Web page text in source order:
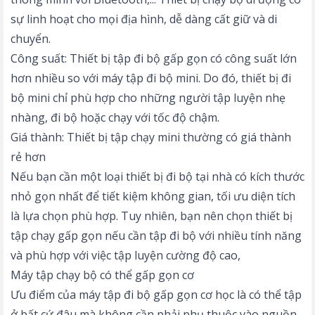
sự linh hoạt cho mọi địa hình, dễ dàng cất giữ và di
chuyển.
Công suất: Thiết bị tập đi bộ gấp gọn có công suất lớn
hơn nhiều so với máy tập đi bộ mini. Do đó, thiết bị đi
bộ mini chỉ phù hợp cho những người tập luyện nhẹ
nhàng, đi bộ hoặc chạy với tốc độ chậm.
Giá thành: Thiết bị tập chạy mini thường có giá thành
rẻ hơn
Nếu bạn cần một loại thiết bị đi bộ tại nhà có kích thước
nhỏ gọn nhất để tiết kiệm không gian, tối ưu diện tích
là lựa chọn phù hợp. Tuy nhiên, bạn nên chọn thiết bị
tập chạy gấp gọn nếu cần tập đi bộ với nhiều tính năng
và phù hợp với việc tập luyện cường độ cao,
Máy tập chạy bộ có thể gấp gọn cơ
Ưu điểm của máy tập đi bộ gấp gọn cơ học là có thể tập